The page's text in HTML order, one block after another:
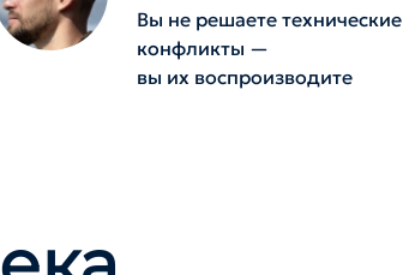
Вы не решаете технические
конфликты —
вы их воспроизводите